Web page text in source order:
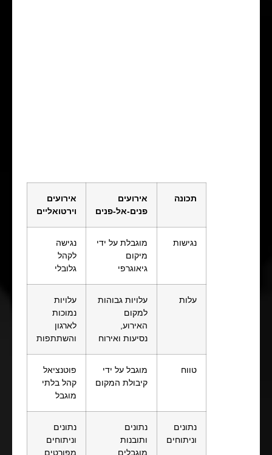
תכונה
אירועים
פנים-אל-פנים
אירועים
וירטואליים
נגישות
מוגבלת על ידי
מיקום
גיאוגרפי
נגישה
לקהל
גלובלי
עלות
עלויות גבוהות
למקום
האירוע,
נסיעות ואירוח
עלויות
נמוכות
לארגון
והשתתפות
טווח
מוגבל על ידי
קיבולת המקום
פוטנציאל
קהל בלתי
מוגבל
נתונים
וניתוחים
נתונים
ותובנות
מוגבלים
נתונים
וניתוחים
מפורטים